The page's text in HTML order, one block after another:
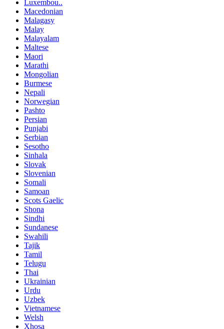
Luxembou..
Macedonian
Malagasy
Malay
Malayalam
Maltese
Maori
Marathi
Mongolian
Burmese
Nepali
Norwegian
Pashto
Persian
Punjabi
Serbian
Sesotho
Sinhala
Slovak
Slovenian
Somali
Samoan
Scots Gaelic
Shona
Sindhi
Sundanese
Swahili
Tajik
Tamil
Telugu
Thai
Ukrainian
Urdu
Uzbek
Vietnamese
Welsh
Xhosa